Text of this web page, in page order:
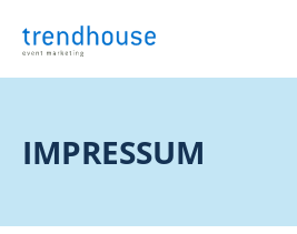
IMPRESSUM